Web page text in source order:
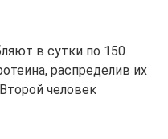
в сутки по 150
распределив их
человек